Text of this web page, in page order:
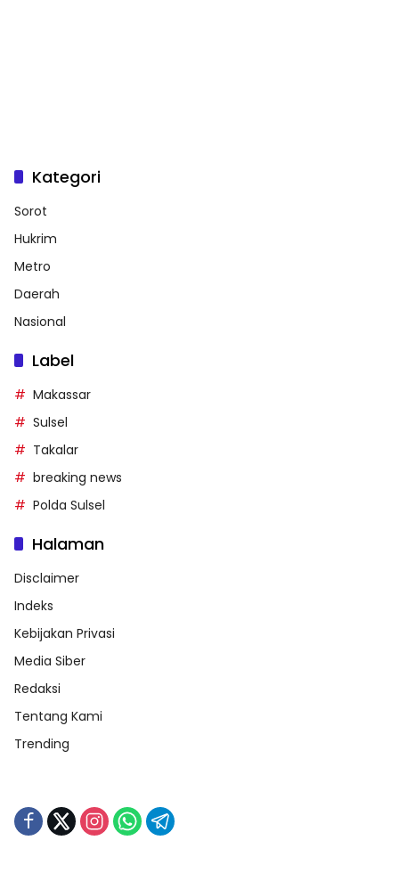
Kategori
Sorot
Hukrim
Metro
Daerah
Nasional
Label
Makassar
Sulsel
Takalar
breaking news
Polda Sulsel
Halaman
Disclaimer
Indeks
Kebijakan Privasi
Media Siber
Redaksi
Tentang Kami
Trending